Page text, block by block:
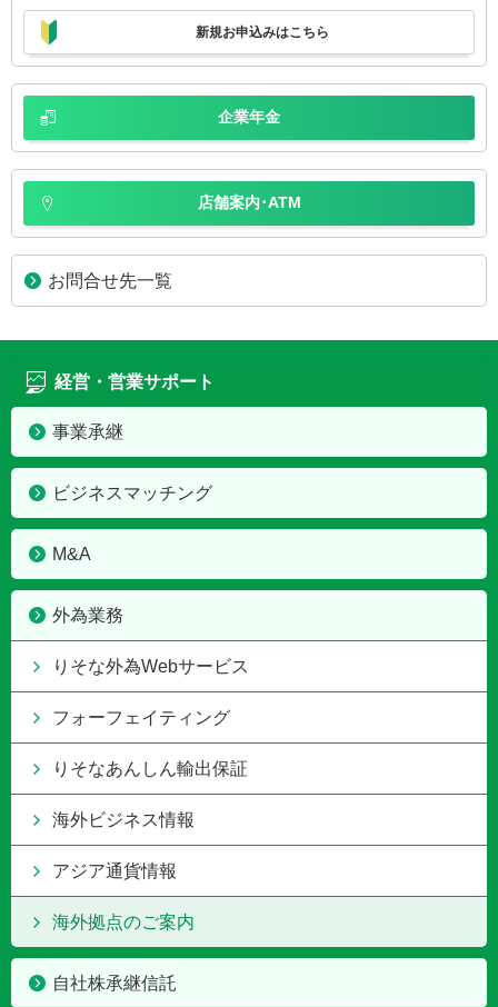
新規お申込みはこちら
企業年金
店舗案内･ATM
お問合せ先一覧
経営・営業サポート
事業承継
ビジネスマッチング
M&A
外為業務
りそな外為Webサービス
フォーフェイティング
りそなあんしん輸出保証
海外ビジネス情報
アジア通貨情報
海外拠点のご案内
自社株承継信託